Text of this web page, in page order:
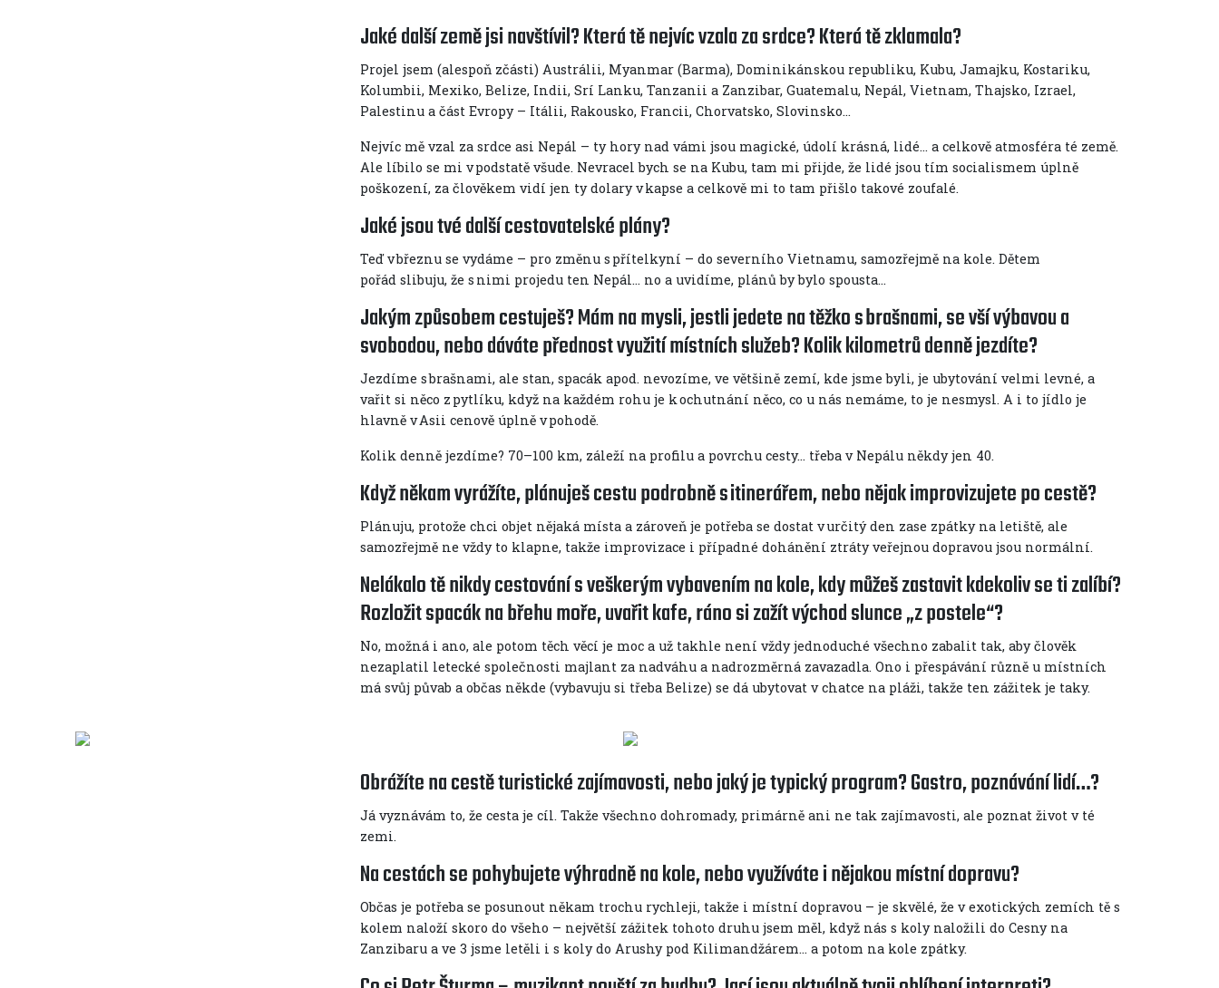
Jaké další země jsi navštívil? Která tě nejvíc vzala za srdce? Která tě zklamala?
Projel jsem (alespoň zčásti) Austrálii, Myanmar (Barma), Dominikánskou republiku, Kubu, Jamajku, Kostariku,
Kolumbii, Mexiko, Belize, Indii, Srí Lanku, Tanzanii a Zanzibar, Guatemalu, Nepál, Vietnam, Thajsko, Izrael,
Palestinu a část Evropy – Itálii, Rakousko, Francii, Chorvatsko, Slovinsko…
Nejvíc mě vzal za srdce asi Nepál – ty hory nad vámi jsou magické, údolí krásná, lidé… a celkově atmosféra té země.
Ale líbilo se mi v podstatě všude. Nevracel bych se na Kubu, tam mi přijde, že lidé jsou tím socialismem úplně
poškození, za člověkem vidí jen ty dolary v kapse a celkově mi to tam přišlo takové zoufalé.
Jaké jsou tvé další cestovatelské plány?
Teď v březnu se vydáme – pro změnu s přítelkyní – do severního Vietnamu, samozřejmě na kole. Dětem
pořád slibuju, že s nimi projedu ten Nepál… no a uvidíme, plánů by bylo spousta…
Jakým způsobem cestuješ? Mám na mysli, jestli jedete na těžko s brašnami, se vší výbavou a
svobodou, nebo dáváte přednost využití místních služeb? Kolik kilometrů denně jezdíte?
Jezdíme s brašnami, ale stan, spacák apod. nevozíme, ve většině zemí, kde jsme byli, je ubytování velmi levné, a
vařit si něco z pytlíku, když na každém rohu je k ochutnání něco, co u nás nemáme, to je nesmysl. A i to jídlo je
hlavně v Asii cenově úplně v pohodě.
Kolik denně jezdíme? 70–100 km, záleží na profilu a povrchu cesty… třeba v Nepálu někdy jen 40.
Když někam vyrážíte, plánuješ cestu podrobně s itinerářem, nebo nějak improvizujete po cestě?
Plánuju, protože chci objet nějaká místa a zároveň je potřeba se dostat v určitý den zase zpátky na letiště, ale
samozřejmě ne vždy to klapne, takže improvizace i případné dohánění ztráty veřejnou dopravou jsou normální.
Nelákalo tě nikdy cestování s veškerým vybavením na kole, kdy můžeš zastavit kdekoliv se ti zalíbí?
Rozložit spacák na břehu moře, uvařit kafe, ráno si zažít východ slunce „z postele“?
No, možná i ano, ale potom těch věcí je moc a už takhle není vždy jednoduché všechno zabalit tak, aby člověk
nezaplatil letecké společnosti majlant za nadváhu a nadrozměrná zavazadla. Ono i přespávání různě u místních
má svůj půvab a občas někde (vybavuju si třeba Belize) se dá ubytovat v chatce na pláži, takže ten zážitek je taky.
Obrážíte na cestě turistické zajímavosti, nebo jaký je typický program? Gastro, poznávání lidí…?
Já vyznávám to, že cesta je cíl. Takže všechno dohromady, primárně ani ne tak zajímavosti, ale poznat život v té
zemi.
Na cestách se pohybujete výhradně na kole, nebo využíváte i nějakou místní dopravu?
Občas je potřeba se posunout někam trochu rychleji, takže i místní dopravou – je skvělé, že v exotických zemích tě s
kolem naloží skoro do všeho – největší zážitek tohoto druhu jsem měl, když nás s koly naložili do Cesny na
Zanzibaru a ve 3 jsme letěli i s koly do Arushy pod Kilimandžárem… a potom na kole zpátky.